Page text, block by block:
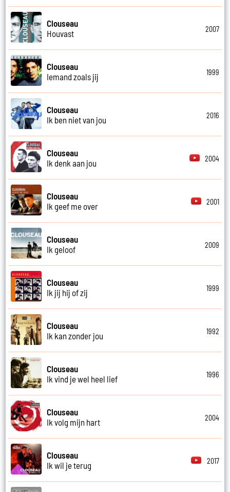
Clouseau
Houvast
2007
Clouseau
Iemand zoals jij
1999
Clouseau
Ik ben niet van jou
2016
Clouseau
Ik denk aan jou
2004
Clouseau
Ik geef me over
2001
Clouseau
Ik geloof
2009
Clouseau
Ik jij hij of zij
1999
Clouseau
Ik kan zonder jou
1992
Clouseau
Ik vind je wel heel lief
1996
Clouseau
Ik volg mijn hart
2004
Clouseau
Ik wil je terug
2017